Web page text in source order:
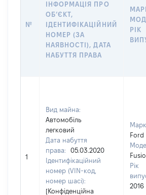
№
ІНФОРМАЦІЯ ПРО
ОБʼЄКТ,
ІДЕНТИФІКАЦІЙНИЙ
НОМЕР (ЗА
НАЯВНОСТІ), ДАТА
НАБУТТЯ ПРАВА
РІК
1
Вид майна:
Автомобіль
легковий
Дата набуття
права:
05.03.2020
Ідентифікаційний
номер (VIN-код,
номер шасі):
[Конфіденційна
Ford
Рік
2016